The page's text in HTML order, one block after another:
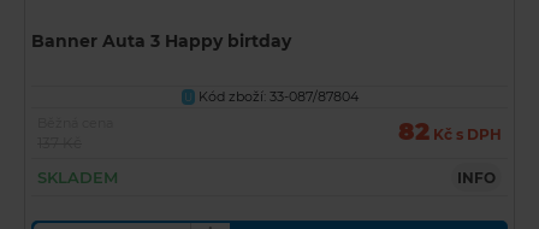
Banner Auta 3 Happy birtday
U Kód zboží: 33-087/87804
82 Kč s DPH
SKLADEM INFO